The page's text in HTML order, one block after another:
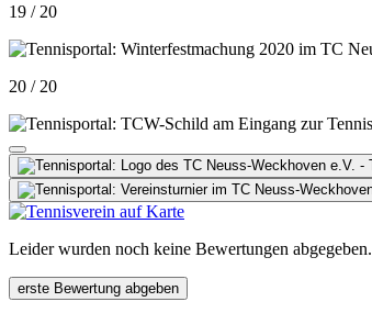
19 / 20
20 / 20
Leider wurden noch keine Bewertungen abgegeben.
erste Bewertung abgeben